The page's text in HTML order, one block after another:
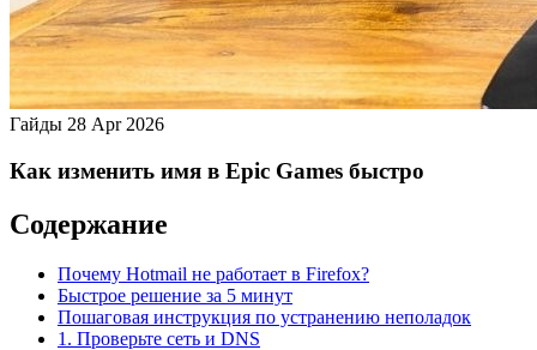
Гайды 28 Apr 2026
Как изменить имя в Epic Games быстро
Содержание
Почему Hotmail не работает в Firefox?
Быстрое решение за 5 минут
Пошаговая инструкция по устранению неполадок
1. Проверьте сеть и DNS